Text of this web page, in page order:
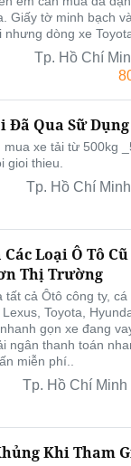
Giấy tờ minh bạch
dòng xe
Tp. Hồ Chí
Đã Qua Sữ Dụng
mua xe tải từ 500kg
gioi thieu.
Tp. Hồ Chí Minh
Loại Ô Tô Cũ
Thị Trường
tất cả Ôtô công ty, cá
Toyota,
gọn xe đang
ngân thanh toán
miễn phí..
Tp. Hồ Chí Minh
Khi Tham